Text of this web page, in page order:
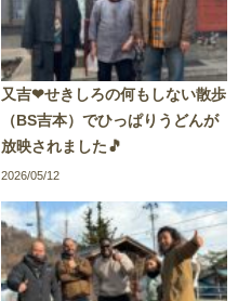
又吉❤せきしろの何もしない散歩
（BS吉本）でひっぱりうどんが
放映されました🎵
2026/05/12